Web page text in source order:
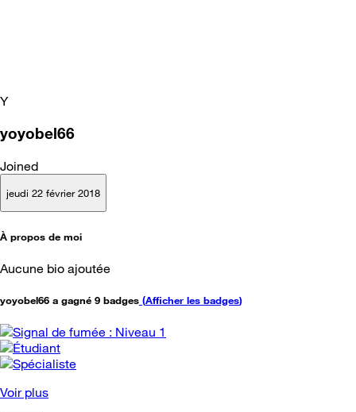
Y
yoyobel66
Joined
jeudi 22 février 2018
À propos de moi
Aucune bio ajoutée
yoyobel66 a gagné 9 badges (Afficher les badges)
Voir plus